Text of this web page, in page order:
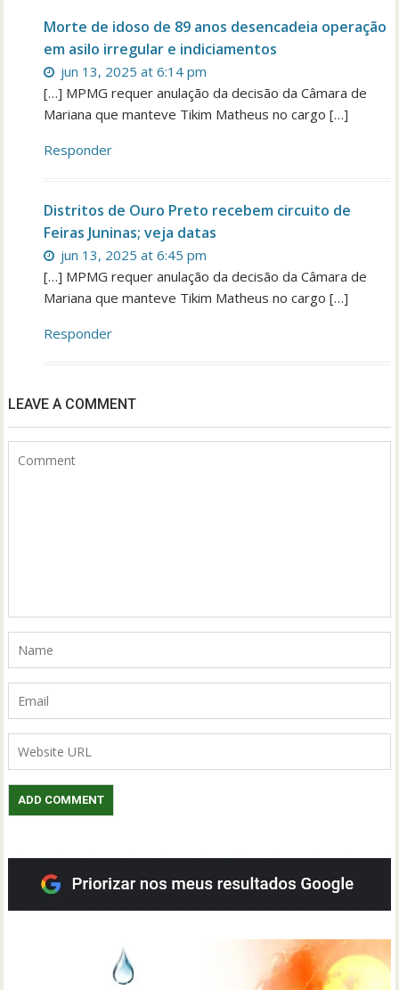
Morte de idoso de 89 anos desencadeia operação
em asilo irregular e indiciamentos
jun 13, 2025 at 6:14 pm
[…] MPMG requer anulação da decisão da Câmara de
Mariana que manteve Tikim Matheus no cargo […]
Responder
Distritos de Ouro Preto recebem circuito de
Feiras Juninas; veja datas
jun 13, 2025 at 6:45 pm
[…] MPMG requer anulação da decisão da Câmara de
Mariana que manteve Tikim Matheus no cargo […]
Responder
LEAVE A COMMENT